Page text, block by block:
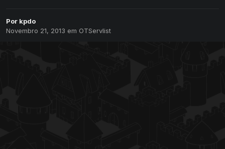
Por kpdo
Novembro 21, 2013 em OTServlist